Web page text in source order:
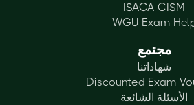
ISACA CISM
WGU Exam
مجتمع
شهاداتنا
Discounted Exam
الأسئلة الشائعة